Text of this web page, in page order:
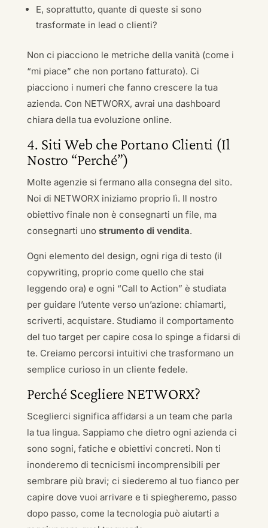
E, soprattutto, quante di queste si sono
trasformate in lead o clienti?
Non ci piacciono le metriche della vanità (come i
“mi piace” che non portano fatturato). Ci
piacciono i numeri che fanno crescere la tua
azienda. Con NETWORX, avrai una dashboard
chiara della tua evoluzione online.
4. Siti Web che Portano Clienti (Il
Nostro “Perché”)
Molte agenzie si fermano alla consegna del sito.
Noi di NETWORX iniziamo proprio lì. Il nostro
obiettivo finale non è consegnarti un file, ma
consegnarti uno strumento di vendita.
Ogni elemento del design, ogni riga di testo (il
copywriting, proprio come quello che stai
leggendo ora) e ogni “Call to Action” è studiata
per guidare l’utente verso un’azione: chiamarti,
scriverti, acquistare. Studiamo il comportamento
del tuo target per capire cosa lo spinge a fidarsi di
te. Creiamo percorsi intuitivi che trasformano un
semplice curioso in un cliente fedele.
Perché Scegliere NETWORX?
Sceglierci significa affidarsi a un team che parla
la tua lingua. Sappiamo che dietro ogni azienda ci
sono sogni, fatiche e obiettivi concreti. Non ti
inonderemo di tecnicismi incomprensibili per
sembrare più bravi; ci siederemo al tuo fianco per
capire dove vuoi arrivare e ti spiegheremo, passo
dopo passo, come la tecnologia può aiutarti a